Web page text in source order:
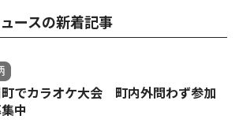
ースの新着記事
でカラオケ大会 町内外問わず参加
中